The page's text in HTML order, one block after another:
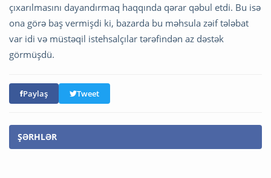
çıxarılmasını dayandırmaq haqqında qərar qəbul etdi. Bu isə
ona görə baş vermişdi ki, bazarda bu məhsula zəif tələbat
var idi və müstəqil istehsalçılar tərəfindən az dəstək
görmüşdü.
Paylaş Tweet
ŞƏRHLƏR